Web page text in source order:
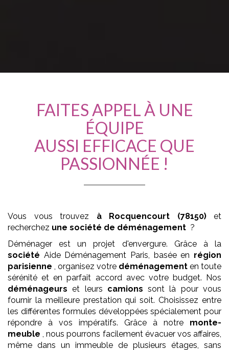
FAITES APPEL À UNE
ÉQUIPE
AUSSI EFFICACE QUE
PASSIONNÉE !
Vous vous trouvez à Rocquencourt (78150)
et
recherchez une société de déménagement ?
Déménager est un projet d'envergure. Grâce à la
société Aide Déménagement Paris, basée en région
parisienne , organisez votre déménagement en toute
sérénité et en parfait accord avec votre budget. Nos
déménageurs et leurs camions sont là pour vous
fournir la meilleure prestation qui soit. Choisissez entre
les différentes formules développées spécialement pour
répondre à vos impératifs. Grâce à notre monte-
meuble , nous pourrons facilement évacuer vos affaires,
même dans un immeuble de plusieurs étages, sans